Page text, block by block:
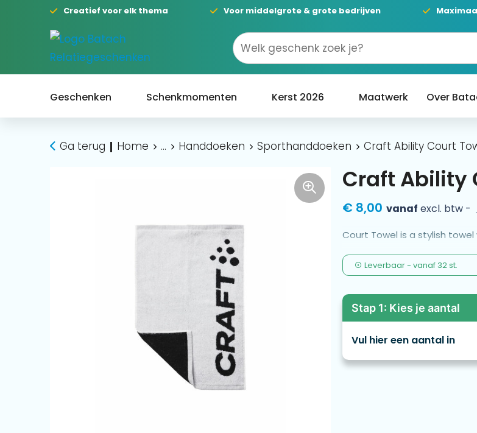
Creatief voor elk thema Voor middelgrote & grote bedrijven
Geschenken Schenkmomenten Kerst 2026 Maatwerk Over
Ga terug Home ... Handdoeken Sporthanddoeken Craft Ability Court
Craft Ability
€ 8,00 vanaf excl. btw -
Court Towel is a stylish
Leverbaar- vanaf 32 st.
Stap 1: Kies je aantal
Vul hier een aantal in